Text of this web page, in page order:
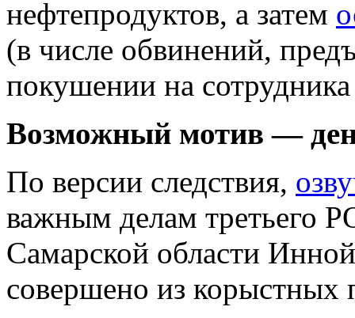
нефтепродуктов, а затем
(в числе обвинений,
покушении на
Возможный мотив —
По версии следствия,
важным делам третьего
Самарской области
совершено из корыстных